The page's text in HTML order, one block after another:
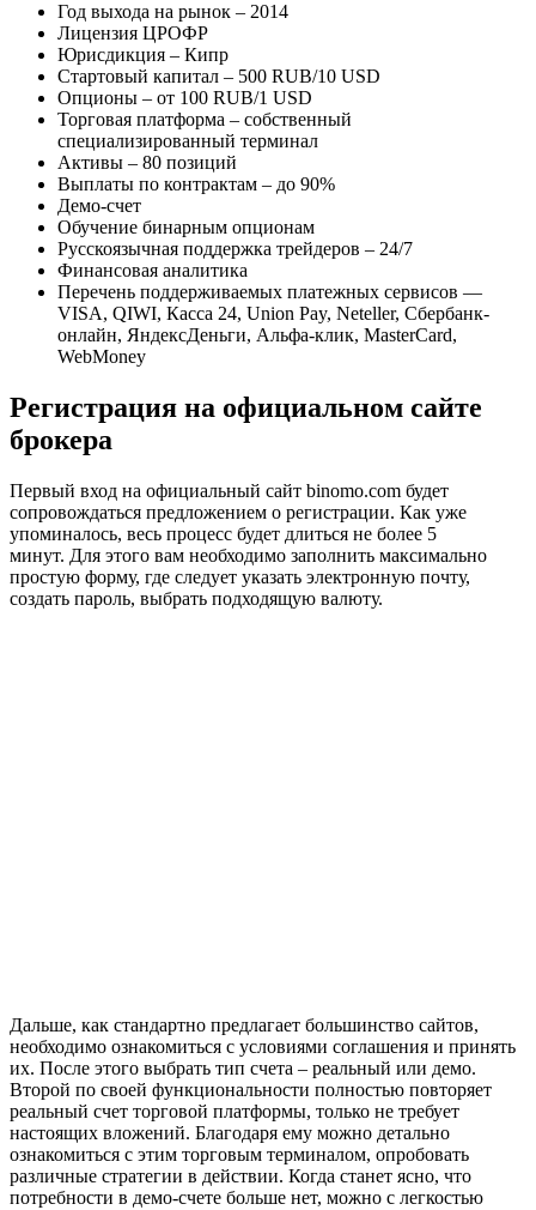
Год выхода на рынок – 2014
Лицензия ЦРОФР
Юрисдикция – Кипр
Стартовый капитал – 500 RUB/10 USD
Опционы – от 100 RUB/1 USD
Торговая платформа – собственный
специализированный терминал
Активы – 80 позиций
Выплаты по контрактам – до 90%
Демо-счет
Обучение бинарным опционам
Русскоязычная поддержка трейдеров – 24/7
Финансовая аналитика
Перечень поддерживаемых платежных сервисов —
VISA, QIWI, Касса 24, Union Pay, Neteller, Сбербанк-
онлайн, ЯндексДеньги, Альфа-клик, MasterCard,
WebMoney
Регистрация на официальном сайте
брокера
Первый вход на официальный сайт binomo.com будет
сопровождаться предложением о регистрации. Как уже
упоминалось, весь процесс будет длиться не более 5
минут. Для этого вам необходимо заполнить максимально
простую форму, где следует указать электронную почту,
создать пароль, выбрать подходящую валюту.
Дальше, как стандартно предлагает большинство сайтов,
необходимо ознакомиться с условиями соглашения и принять
их. После этого выбрать тип счета – реальный или демо.
Второй по своей функциональности полностью повторяет
реальный счет торговой платформы, только не требует
настоящих вложений. Благодаря ему можно детально
ознакомиться с этим торговым терминалом, опробовать
различные стратегии в действии. Когда станет ясно, что
потребности в демо-счете больше нет, можно с легкостью